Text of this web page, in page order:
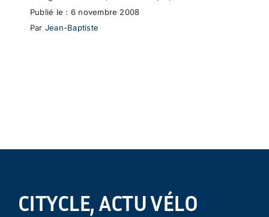
Publié le : 6 novembre 2008
Par Jean-Baptiste
CITYCLE, ACTU VÉLO